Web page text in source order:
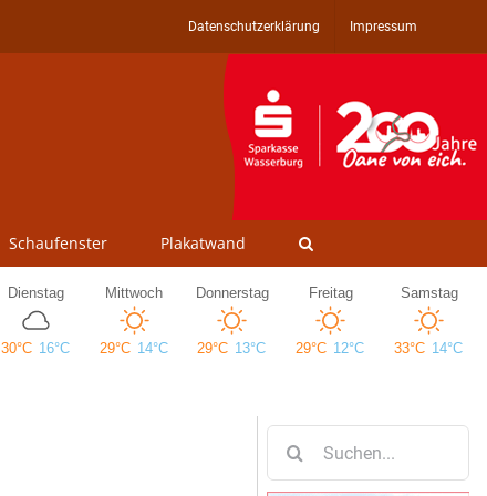
Datenschutzerklärung Impressum
Schaufenster Plakatwand
nach: